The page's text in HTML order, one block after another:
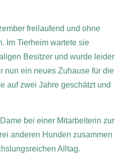
freilaufend und ohne
Im Tierheim wartete sie
Besitzer und wurde leider
nun ein neues Zuhause für die
auf zwei Jahre geschätzt und
bei einer Mitarbeiterin zur
anderen Hunden zusammen
Alltag.